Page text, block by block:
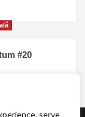
serve
#20